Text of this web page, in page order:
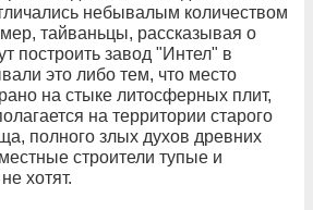
небывалым количеством
тайваньцы, рассказывая о
построить завод "Интел" в
это либо тем, что место
на стыке литосферных плит,
на территории старого
полного злых духов древних
строители тупые и
хотят.